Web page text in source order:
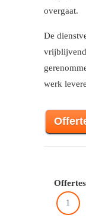
overgaat.
De
werk
1